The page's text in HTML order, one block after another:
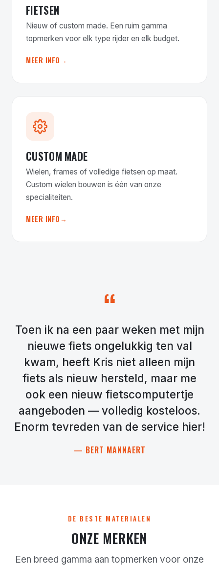
FIETSEN
Nieuw of custom made. Een ruim gamma
topmerken voor elk type rijder en elk budget.
MEER INFO
CUSTOM MADE
Wielen, frames of volledige fietsen op maat.
Custom wielen bouwen is één van onze
specialiteiten.
MEER INFO
“
Toen ik na een paar weken met mijn
nieuwe fiets ongelukkig ten val
kwam, heeft Kris niet alleen mijn
fiets als nieuw hersteld, maar me
ook een nieuw fietscomputertje
aangeboden — volledig kosteloos.
Enorm tevreden van de service hier!
— BERT MANNAERT
DE BESTE MATERIALEN
ONZE MERKEN
Een breed gamma aan topmerken voor onze